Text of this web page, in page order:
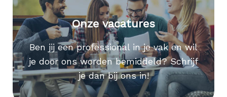
Onze vacatures
Ben jij een professional in je vak en wil
je door ons worden bemiddeld? Schrijf
je dan bij ons in!